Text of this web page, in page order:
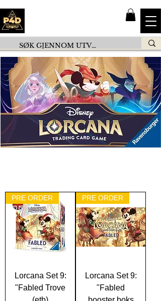
PRE ORDER
Lorcana Set 9:
"Fabled Trove
PRE ORDER
Lorcana Set 9:
"Fabled